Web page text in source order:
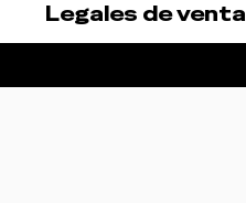
Legales de venta